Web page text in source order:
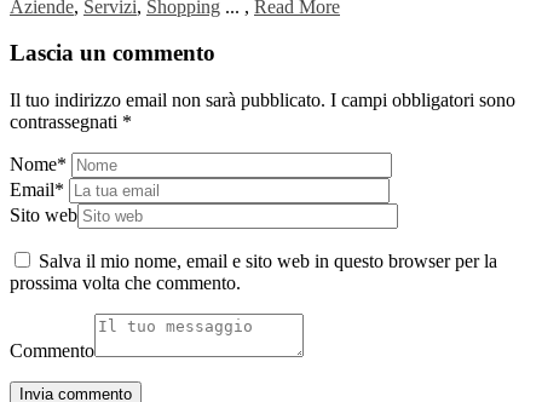
Aziende, Servizi, Shopping ... , Read More
Lascia un commento
Il tuo indirizzo email non sarà pubblicato. I campi obbligatori sono
contrassegnati *
Nome*
Email*
Sito web
Salva il mio nome, email e sito web in questo browser per la
prossima volta che commento.
Commento